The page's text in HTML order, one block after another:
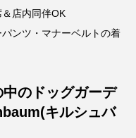
店内同伴OK
ンツ・マナーベルトの着
中のドッグガーデ
キルシュバ